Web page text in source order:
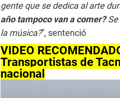
l
u
m
e
0
%
gente que se dedica al arte
año tampoco van a comer?
la música?”, sentenció
VIDEO
Transportistas de
nacional